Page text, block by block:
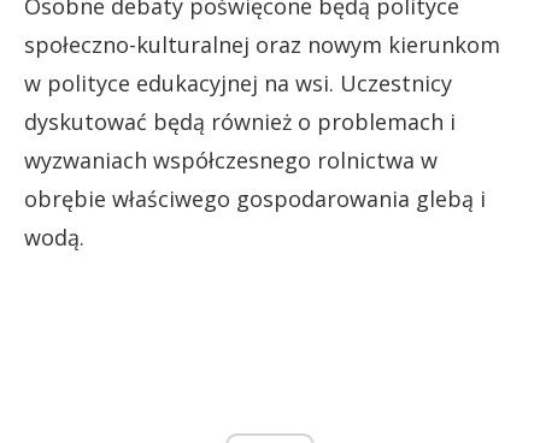
Osobne debaty poświęcone będą polityce
społeczno-kulturalnej oraz nowym kierunkom
w polityce edukacyjnej na wsi. Uczestnicy
dyskutować będą również o problemach i
wyzwaniach współczesnego rolnictwa w
obrębie właściwego gospodarowania glebą i
wodą.